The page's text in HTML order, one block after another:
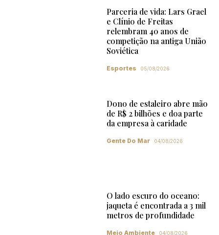
Parceria de vida: Lars Grael
e Clínio de Freitas
relembram 40 anos de
competição na antiga União
Soviética
Esportes 05/08/2026
Dono de estaleiro abre mão
de R$ 2 bilhões e doa parte
da empresa à caridade
Gente Do Mar 04/08/2026
O lado escuro do oceano:
jaqueta é encontrada a 3 mil
metros de profundidade
Meio Ambiente 04/08/2026